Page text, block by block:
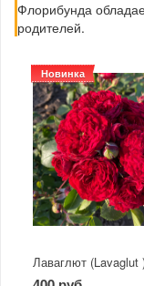
Флорибунда
родителей.
Новинка
Лаваглют (Lavaglut